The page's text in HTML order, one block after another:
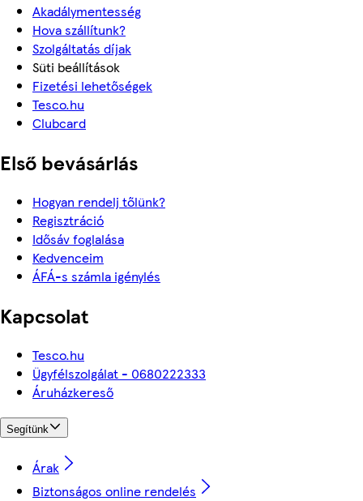
Akadálymentesség
Hova szállítunk?
Szolgáltatás díjak
Süti beállítások
Fizetési lehetőségek
Tesco.hu
Clubcard
Első bevásárlás
Hogyan rendelj tőlünk?
Regisztráció
Idősáv foglalása
Kedvenceim
ÁFÁ-s számla igénylés
Kapcsolat
Tesco.hu
Ügyfélszolgálat - 0680222333
Áruházkereső
Segítünk
Árak
Biztonságos online rendelés